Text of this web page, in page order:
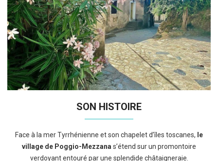
SON HISTOIRE
Face à la mer Tyrrhénienne et son chapelet d’îles toscanes, le
village de Poggio-Mezzana s’étend sur un promontoire
verdoyant entouré par une splendide châtaigneraie.